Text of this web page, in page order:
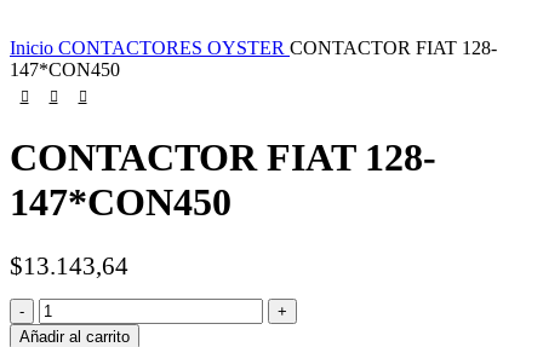
Inicio CONTACTORES OYSTER CONTACTOR FIAT 128-
147*CON450
CONTACTOR FIAT 128-
147*CON450
$13.143,64
Añadir al carrito